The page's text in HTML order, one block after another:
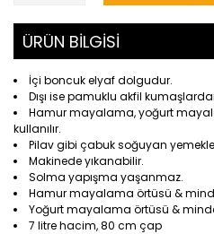
ÜRÜN BİLGİSİ
İçi boncuk elyaf dolgudur.
Dışı ise pamuklu akfil
Hamur mayalama, yoğurt
kullanılır.
Pilav gibi çabuk soğuyan
Makinede yıkanabilir.
Solma yapışma yaşanmaz.
Hamur mayalama örtüsü &
Yoğurt mayalama örtüsü &
7 litre hacim, 80 cm çap